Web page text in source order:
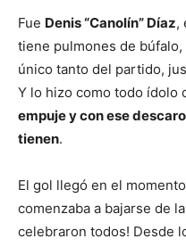
Fue Denis “Canolín” Díaz,
tiene pulmones de
único tanto del partido,
Y lo hizo como todo ídolo
empuje y con ese
tienen.
El gol llegó en el
comenzaba a bajarse de
celebraron todos! Desde